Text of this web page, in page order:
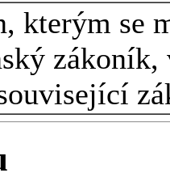
kterým se
zákoník,